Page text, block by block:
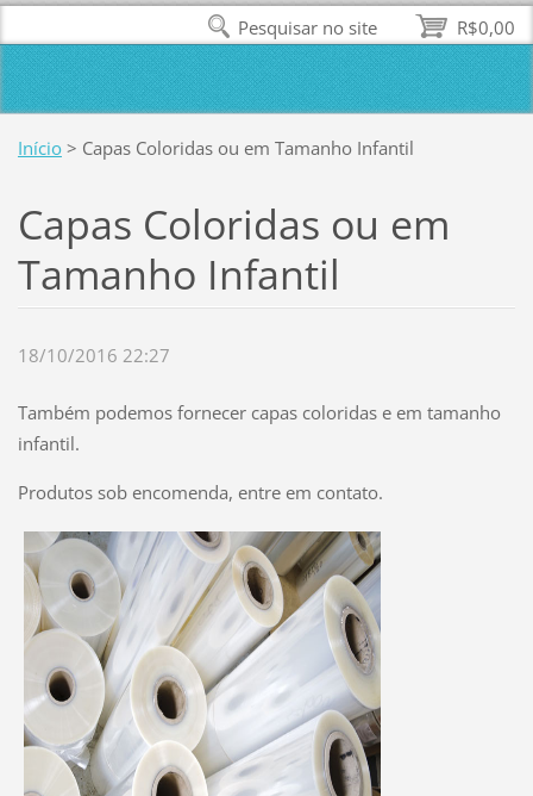
Início > Capas Coloridas ou em Tamanho Infantil
Capas Coloridas ou em
Tamanho Infantil
18/10/2016 22:27
Também podemos fornecer capas coloridas e em tamanho
infantil.
Produtos sob encomenda, entre em contato.
R$0,00
Pesquisar no site